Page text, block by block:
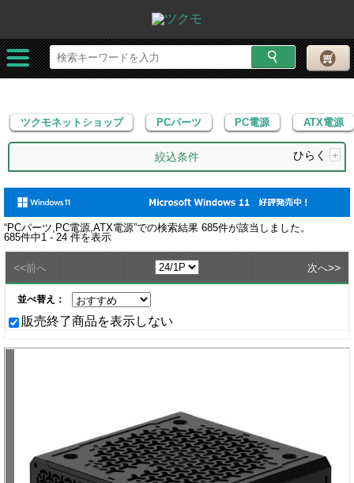
ツクモネットショップ PCパーツ ATX電源
ツクモネットショップ PCパーツ PC電源 ATX電源
絞込条件 ひらく +
“PCパーツ,PC電源,ATX電源”での検索結果 685件が該当しました。
685件中1 - 24 件を表示
<<前へ 次へ>>
並べ替え：
販売終了商品を表示しない